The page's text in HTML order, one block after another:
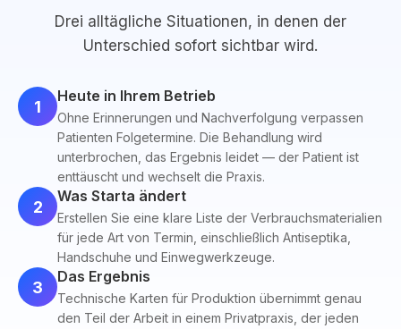
Drei alltägliche Situationen, in denen der
Unterschied sofort sichtbar wird.
1
Heute in Ihrem Betrieb
Ohne Erinnerungen und Nachverfolgung verpassen
Patienten Folgetermine. Die Behandlung wird
unterbrochen, das Ergebnis leidet — der Patient ist
enttäuscht und wechselt die Praxis.
2
Was Starta ändert
Erstellen Sie eine klare Liste der Verbrauchsmaterialien
für jede Art von Termin, einschließlich Antiseptika,
Handschuhe und Einwegwerkzeuge.
3
Das Ergebnis
Technische Karten für Produktion übernimmt genau
den Teil der Arbeit in einem Privatpraxis, der jeden